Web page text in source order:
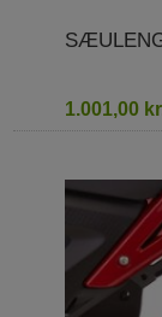
1.001,00